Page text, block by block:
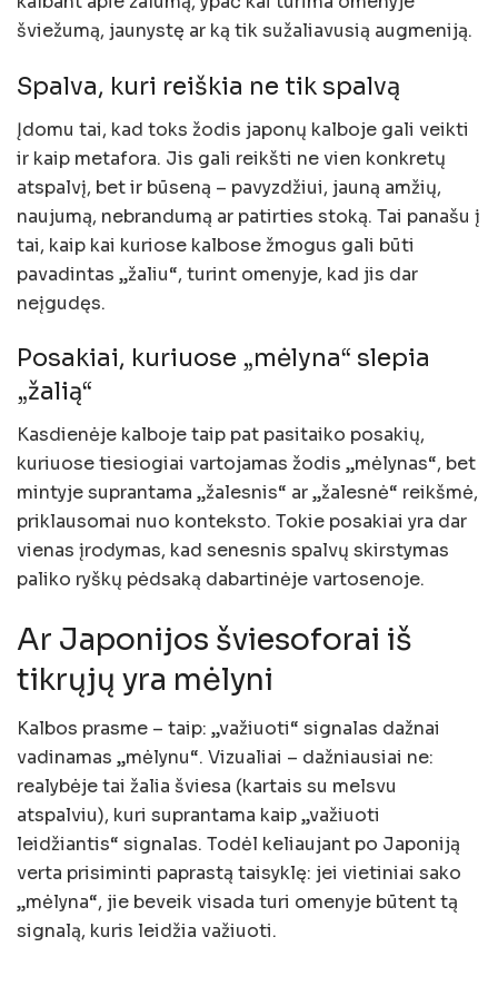
šviežumą, jaunystę ar ką tik sužaliavusią augmeniją.
Spalva, kuri reiškia ne tik spalvą
Įdomu tai, kad toks žodis japonų kalboje gali veikti
ir kaip metafora. Jis gali reikšti ne vien konkretų
atspalvį, bet ir būseną – pavyzdžiui, jauną amžių,
naujumą, nebrandumą ar patirties stoką. Tai panašu į
tai, kaip kai kuriose kalbose žmogus gali būti
pavadintas „žaliu“, turint omenyje, kad jis dar
neįgudęs.
Posakiai, kuriuose „mėlyna“ slepia
„žalią“
Kasdienėje kalboje taip pat pasitaiko posakių,
kuriuose tiesiogiai vartojamas žodis „mėlynas“, bet
mintyje suprantama „žalesnis“ ar „žalesnė“ reikšmė,
priklausomai nuo konteksto. Tokie posakiai yra dar
vienas įrodymas, kad senesnis spalvų skirstymas
paliko ryškų pėdsaką dabartinėje vartosenoje.
Ar Japonijos šviesoforai iš
tikrųjų yra mėlyni
Kalbos prasme – taip: „važiuoti“ signalas dažnai
vadinamas „mėlynu“. Vizualiai – dažniausiai ne:
realybėje tai žalia šviesa (kartais su melsvu
atspalviu), kuri suprantama kaip „važiuoti
leidžiantis“ signalas. Todėl keliaujant po Japoniją
verta prisiminti paprastą taisyklę: jei vietiniai sako
„mėlyna“, jie beveik visada turi omenyje būtent tą
signalą, kuris leidžia važiuoti.